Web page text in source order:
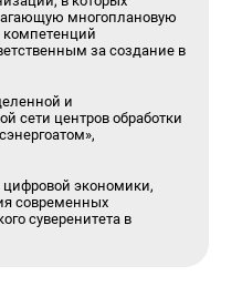
многоплановую
компетенций
за создание в
и
сети центров обработки
экономики,
современных
суверенитета в